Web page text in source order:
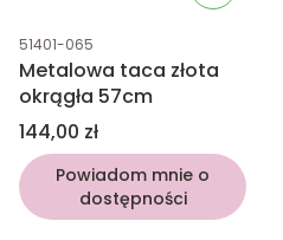
Kod produktu
51401-065
Metalowa taca złota
okrągła 57cm
Cena
144,00 zł
Powiadom mnie o
dostępności